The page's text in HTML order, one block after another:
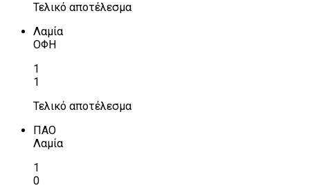
Τελικό αποτέλεσμα
Λαμία
ΟΦΗ
1
1
Τελικό αποτέλεσμα
ΠΑΟ
Λαμία
1
0